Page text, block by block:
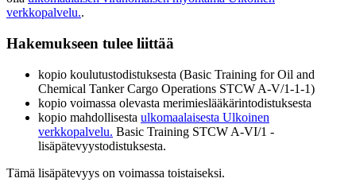
verkkopalvelu..
Hakemukseen tulee liittää
kopio koulutustodistuksesta (Basic Training for Oil and
Chemical Tanker Cargo Operations STCW A-V/1-1-1)
kopio voimassa olevasta merimieslääkärintodistuksesta
kopio mahdollisesta ulkomaalaisesta Ulkoinen
verkkopalvelu. Basic Training STCW A-VI/1 -
lisäpätevyystodistuksesta.
Tämä lisäpätevyys on voimassa toistaiseksi.